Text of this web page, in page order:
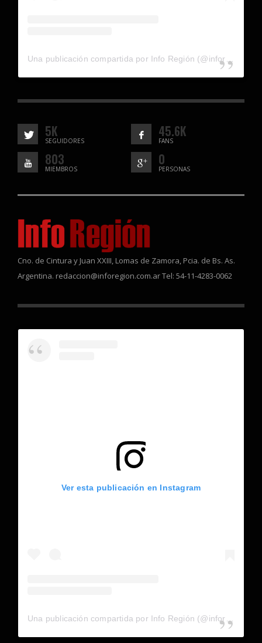
5K
SEGUIDORES
45.6K
FANS
803
MIEMBROS
0
PERSONAS
Cno. de Cintura y Juan XXIII, Lomas de Zamora, Pcia. de Bs. As.
Argentina. redaccion@inforegion.com.ar Tel: 54-11-4283-0062
Ver esta publicación en Instagram